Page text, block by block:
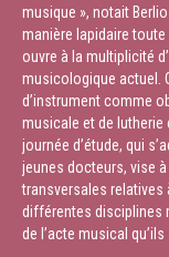
musique », notait
manière lapidaire
ouvre à la multiplicité
musicologique actuel.
d’instrument comme
musicale et de
journée d’étude, qui
jeunes docteurs, vise
transversales relatives
différentes disciplines
de l’acte musical